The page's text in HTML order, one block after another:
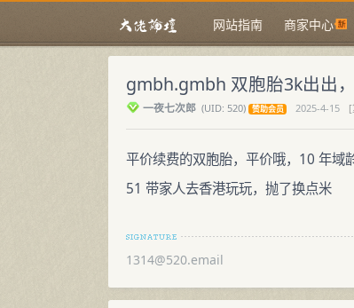
网站指南 商家中心
gmbh.gmbh 双胞胎3k出出
一夜七次郎 (UID: 520) 赞助会员 2025-4-15
平价续费的双胞胎，平价哦，10 年域
51 带家人去香港玩玩，抛了换点米
1314@520.email